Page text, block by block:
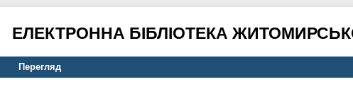
ЕЛЕКТРОННА БІБЛІОТЕКА
Перегляд